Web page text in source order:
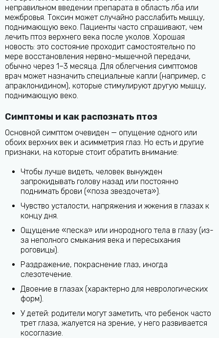
неправильном введении препарата в область лба или
межбровья. Токсин может случайно расслабить мышцу,
поднимающую веко. Пациенты часто спрашивают, чем
лечить птоз верхнего века после уколов. Хорошая
новость: это состояние проходит самостоятельно по
мере восстановления нервно-мышечной передачи,
обычно через 1–3 месяца. Для облегчения симптомов
врач может назначить специальные капли (например, с
апраклонидином), которые стимулируют другую мышцу,
поднимающую веко.
Симптомы и как распознать птоз
Основной симптом очевиден — опущение одного или
обоих верхних век и асимметрия глаз. Но есть и другие
признаки, на которые стоит обратить внимание:
Чтобы лучше видеть, человек вынужден
запрокидывать голову назад или постоянно
поднимать брови («поза звездочета»).
Чувство усталости, напряжения и жжения в глазах к
концу дня.
Ощущение «песка» или инородного тела в глазу (из-
за неполного смыкания века и пересыхания
роговицы).
Раздражение, покраснение глаз, иногда
слезотечение.
Двоение в глазах (характерно для неврологических
форм).
У детей: родители могут заметить, что ребенок часто
трет глаза, жалуется на зрение, у него развивается
косоглазие.